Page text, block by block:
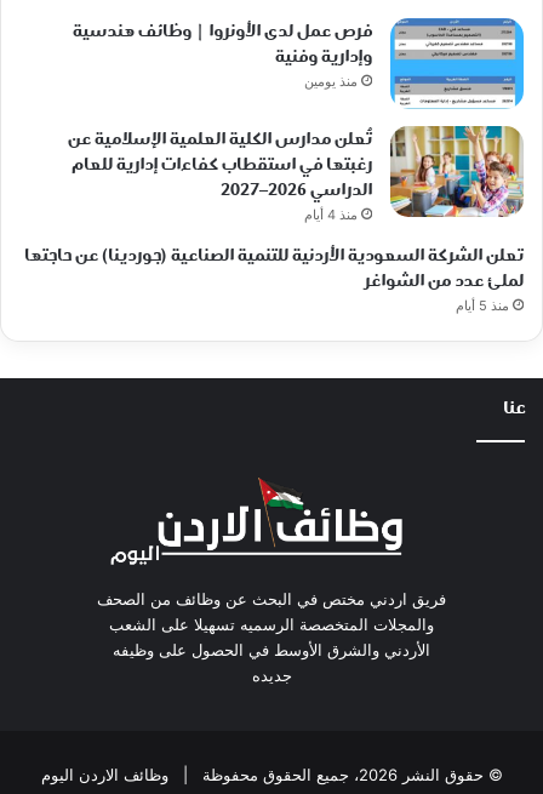
فرص عمل لدى الأونروا | وظائف هندسية
وإدارية وفنية
منذ يومين
تُعلن مدارس الكلية العلمية الإسلامية عن
رغبتها في استقطاب كفاءات إدارية للعام
الدراسي 2026–2027
منذ 4 أيام
تعلن الشركة السعودية الأردنية للتنمية الصناعية (جوردينا) عن حاجتها
لملئ عدد من الشواغر
منذ 5 أيام
عنا
فريق اردني مختص في البحث عن وظائف من الصحف
والمجلات المتخصصة الرسميه تسهيلا على الشعب
الأردني والشرق الأوسط في الحصول على وظيفه
جديده
© حقوق النشر 2026، جميع الحقوق محفوظة | وظائف الاردن اليوم